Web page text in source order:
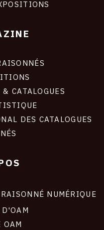
CATALOGUES
DES CATALOGUES
NUMÉRIQUE
OAM